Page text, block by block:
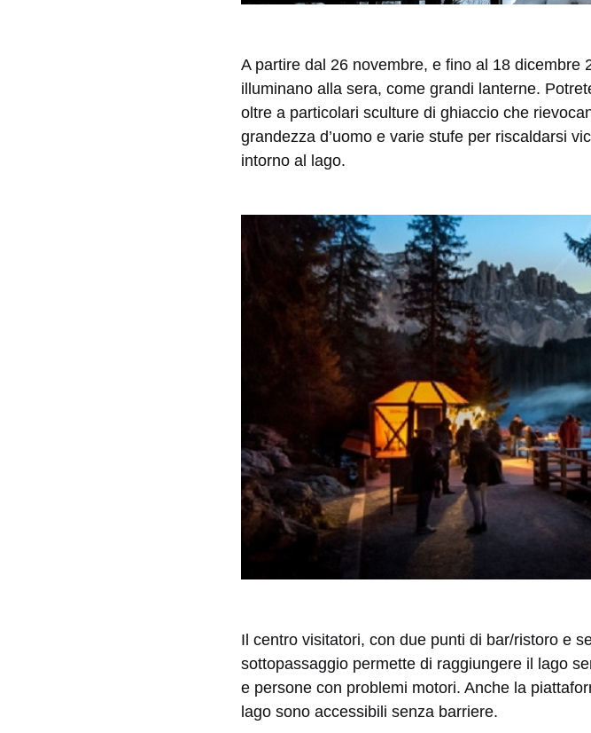
A partire dal 26 novembre, e fino al 18
illuminano alla sera, come grandi lanterne.
oltre a particolari sculture di ghiaccio che
grandezza d’uomo e varie stufe per riscaldarsi
intorno al lago.
Il centro visitatori, con due punti di bar/ristoro e
sottopassaggio permette di raggiungere il lago
e persone con problemi motori. Anche la
lago sono accessibili senza barriere.